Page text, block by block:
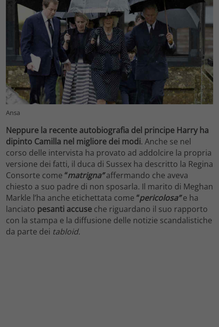
Ansa
Neppure la recente autobiografia del principe Harry ha
dipinto Camilla nel migliore dei modi. Anche se nel
corso delle intervista ha provato ad addolcire la propria
versione dei fatti, il duca di Sussex ha descritto la Regina
Consorte come “matrigna” affermando che aveva
chiesto a suo padre di non sposarla. Il marito di Meghan
Markle l’ha anche etichettata come “pericolosa” e ha
lanciato pesanti accuse che riguardano il suo rapporto
con la stampa e la diffusione delle notizie scandalistiche
da parte dei tabloid.